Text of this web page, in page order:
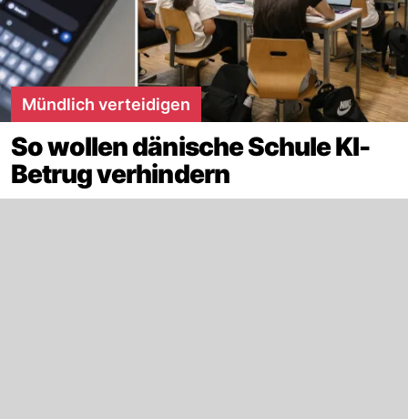
Mündlich verteidigen
So wollen dänische Schule KI-
Betrug verhindern